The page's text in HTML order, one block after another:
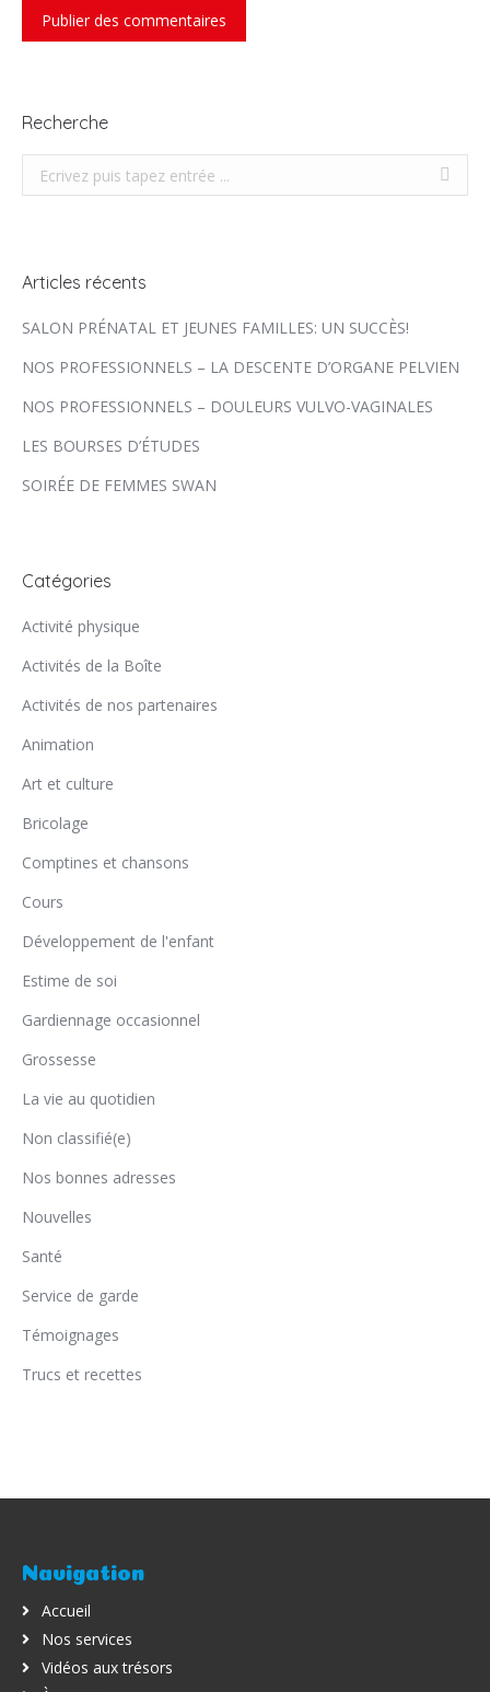
Publier des commentaires
Recherche
Recherche
Articles récents
SALON PRÉNATAL ET JEUNES FAMILLES: UN SUCCÈS!
NOS PROFESSIONNELS – LA DESCENTE D’ORGANE PELVIEN
NOS PROFESSIONNELS – DOULEURS VULVO-VAGINALES
LES BOURSES D’ÉTUDES
SOIRÉE DE FEMMES SWAN
Catégories
Activité physique
Activités de la Boîte
Activités de nos partenaires
Animation
Art et culture
Bricolage
Comptines et chansons
Cours
Développement de l'enfant
Estime de soi
Gardiennage occasionnel
Grossesse
La vie au quotidien
Non classifié(e)
Nos bonnes adresses
Nouvelles
Santé
Service de garde
Témoignages
Trucs et recettes
Navigation
Accueil
Nos services
Vidéos aux trésors